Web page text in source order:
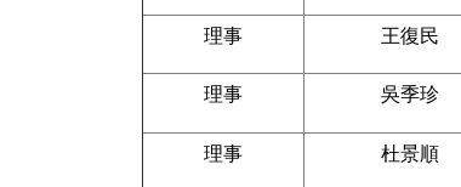
理事 王復民
理事 吳季珍
理事 杜景順